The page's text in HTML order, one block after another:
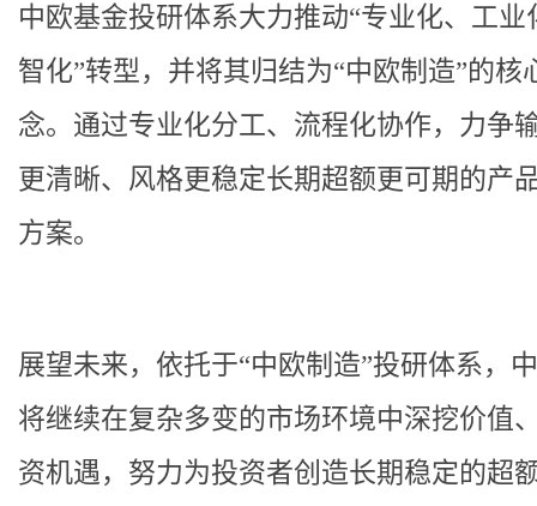
中欧基金投研体系大力推动“专业化、工业
智化”转型，并将其归结为“中欧制造”的核
念。通过专业化分工、流程化协作，力争
更清晰、风格更稳定长期超额更可期的产
方案。
展望未来，依托于“中欧制造”投研体系，
将继续在复杂多变的市场环境中深挖价值
资机遇，努力为投资者创造长期稳定的超